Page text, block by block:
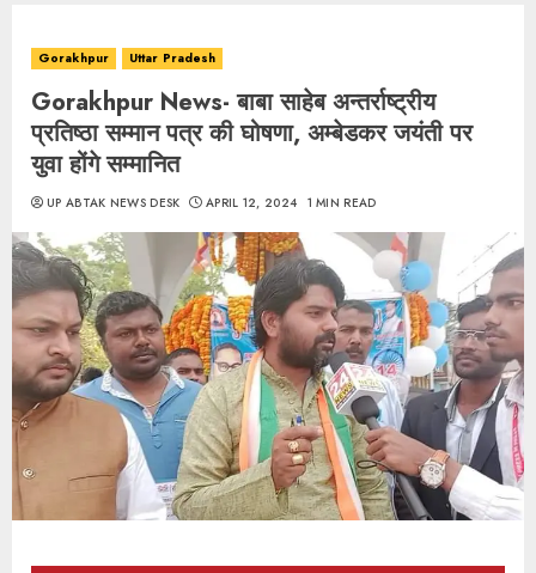
Gorakhpur Uttar Pradesh
Gorakhpur News- बाबा साहेब अन्तर्राष्ट्रीय
प्रतिष्ठा सम्मान पत्र की घोषणा, अम्बेडकर जयंती पर
युवा होंगे सम्मानित
UP ABTAK NEWS DESK APRIL 12, 2024 1 MIN READ